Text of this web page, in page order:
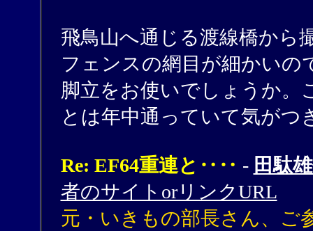
飛鳥山へ通じる渡線橋から
フェンスの網目が細かいの
脚立をお使いでしょうか。
とは年中通っていて気がつ
Re: EF64重連と‥‥ - 田駄
者のサイトorリンクURL
元・いきもの部長さん、ご